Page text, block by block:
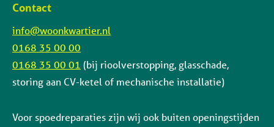
Contact
info@woonkwartier.nl
0168 35 00 00
0168 35 00 01 (bij rioolverstopping, glasschade,
storing aan CV-ketel of mechanische installatie)
Voor spoedreparaties zijn wij ook buiten openingstijden